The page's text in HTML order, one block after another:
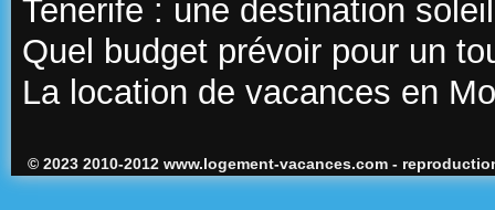
Tenerife : une destination
Quel budget prévoir pour un
La location de vacances en
© 2023 2010-2012 www.logement-vacances.com -